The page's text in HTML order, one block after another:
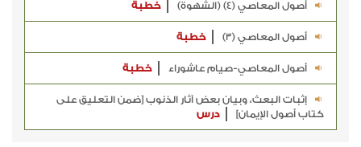
أصول المعاصي (4) (الشهوة) خطبة
أصول المعاصي (3) خطبة
أصول المعاصي-صيام عاشوراء خطبة
إثبات البعث، وبيان بعض آثار الذنوب [ضمن التعليق على
كتاب أصول الإيمان]
درس